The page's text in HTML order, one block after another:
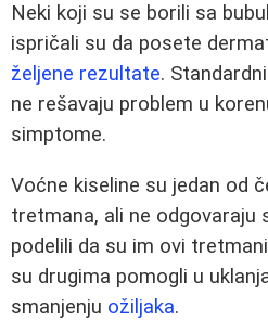
Neki koji su se borili sa
ispričali su da posete
željene rezultate.
ne rešavaju problem u
simptome.
Voćne kiseline su jedan od
tretmana, ali ne odgovaraju
podelili da su im ovi
su drugima pomogli u
smanjenju ožiljaka.